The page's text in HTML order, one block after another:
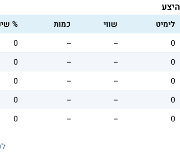
היצע
לימיט שווי כמות
%
0
--
--
0
0
--
--
0
0
--
--
0
0
--
--
0
0
--
--
0